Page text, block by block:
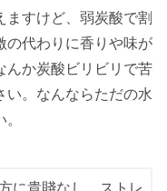
ますけど、弱炭酸で割
の代わりに香りや味が
んか炭酸ビリビリで苦
い。なんならただの水